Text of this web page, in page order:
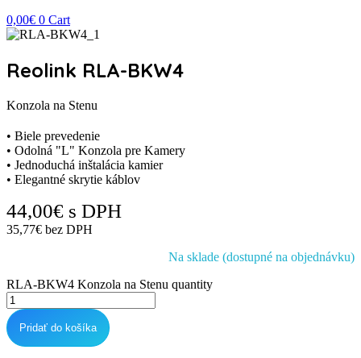
0,00€ 0 Cart
Reolink RLA-BKW4
Konzola na Stenu
• Biele prevedenie
• Odolná "L" Konzola pre Kamery
• Jednoduchá inštalácia kamier
• Elegantné skrytie káblov
44,00€ s DPH
35,77€ bez DPH
Na sklade (dostupné na objednávku)
RLA-BKW4 Konzola na Stenu quantity
Pridať do košíka